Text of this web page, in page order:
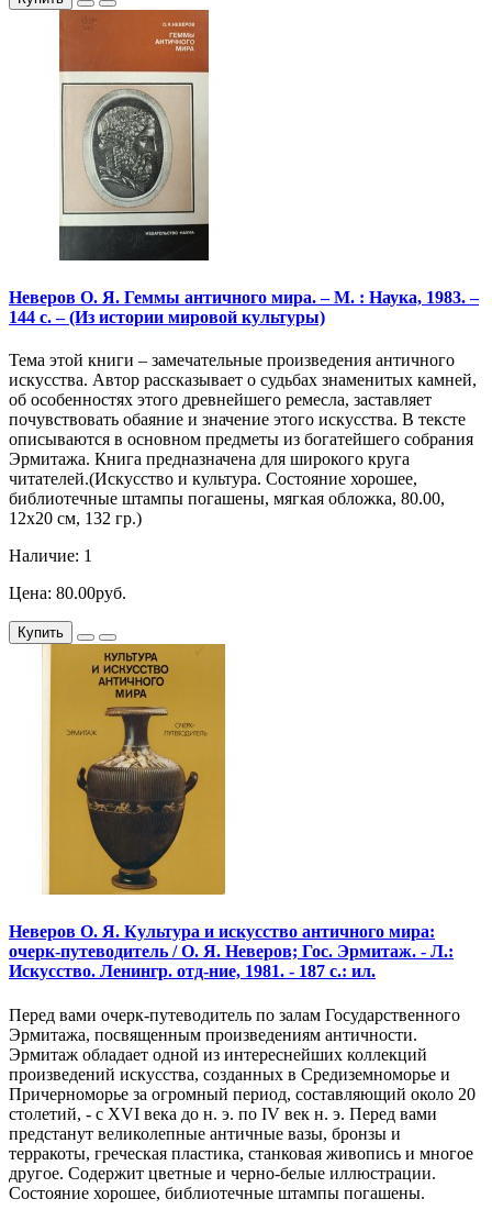
Неверов О. Я. Геммы античного мира. – М. : Наука, 1983. –
144 с. – (Из истории мировой культуры)
Тема этой книги – замечательные произведения античного
искусства. Автор рассказывает о судьбах знаменитых камней,
об особенностях этого древнейшего ремесла, заставляет
почувствовать обаяние и значение этого искусства. В тексте
описываются в основном предметы из богатейшего собрания
Эрмитажа. Книга предназначена для широкого круга
читателей.(Искусство и культура. Состояние хорошее,
библиотечные штампы погашены, мягкая обложка, 80.00,
12х20 см, 132 гр.)
Наличие: 1
Цена: 80.00руб.
Купить
Неверов О. Я. Культура и искусство античного мира:
очерк-путеводитель / О. Я. Неверов; Гос. Эрмитаж. - Л.:
Искусство. Ленингр. отд-ние, 1981. - 187 с.: ил.
Перед вами очерк-путеводитель по залам Государственного
Эрмитажа, посвященным произведениям античности.
Эрмитаж обладает одной из интереснейших коллекций
произведений искусства, созданных в Средиземноморье и
Причерноморье за огромный период, составляющий около 20
столетий, - с XVI века до н. э. по IV век н. э. Перед вами
предстанут великолепные античные вазы, бронзы и
терракоты, греческая пластика, станковая живопись и многое
другое. Содержит цветные и черно-белые иллюстрации.
Состояние хорошее, библиотечные штампы погашены.